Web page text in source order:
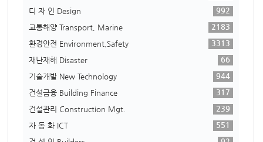
디 자 인 Design
992
교통해양 Transport, Marine
2183
환경안전 Environment,Safety
3313
재난재해 Disaster
66
기술개발 New Technology
944
건설금융 Building Finance
317
건설관리 Construction Mgt.
239
자 동 화 ICT
551